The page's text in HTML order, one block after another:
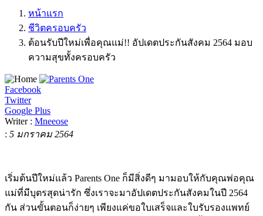
หน้าแรก
ชีวิตครอบครัว
ต้อนรับปีใหม่เพื่อคุณแม่!! อัปเดตประกันสังคม 2564 มอบ
ความสุขทั้งครอบครัว
Facebook
Twitter
Google Plus
Writer : Mneeose
: 5 มกราคม 2564
เริ่มต้นปีใหม่แล้ว Parents One ก็มีสิ่งดีๆ มามอบให้กับคุณพ่อคุณ
แม่ที่มีบุตรสุดน่ารัก ซึ่งเราจะมาอัปเดตประกันสังคมในปี 2564
กัน ส่วนขั้นตอนก็ง่ายๆ เพียงแค่ขอใบเสร็จและใบรับรองแพทย์